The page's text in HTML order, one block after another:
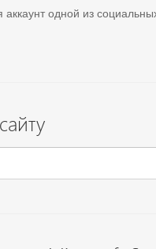
аккаунт одной из